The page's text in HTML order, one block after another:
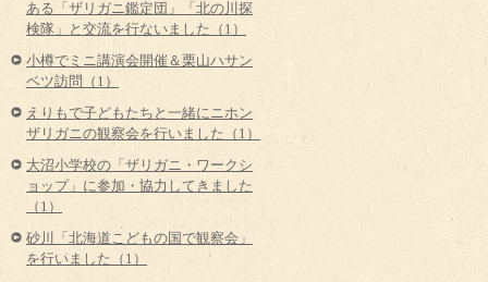
ある「ザリガニ鑑定団」「北の川探
検隊」と交流を行ないました（1）
小樽でミニ講演会開催＆栗山ハサン
ベツ訪問（1）
えりもで子どもたちと一緒にニホン
ザリガニの観察会を行いました（1）
大沼小学校の「ザリガニ・ワークシ
ョップ」に参加・協力してきました
（1）
砂川「北海道こどもの国で観察会」
を行いました（1）